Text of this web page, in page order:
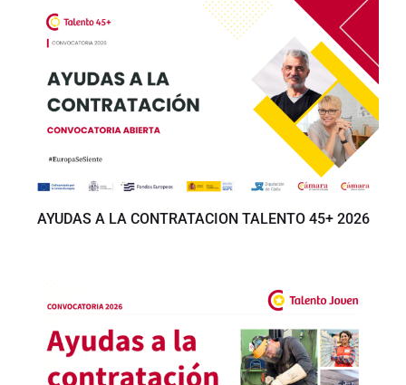
AYUDAS A LA CONTRATACION TALENTO 45+ 2026